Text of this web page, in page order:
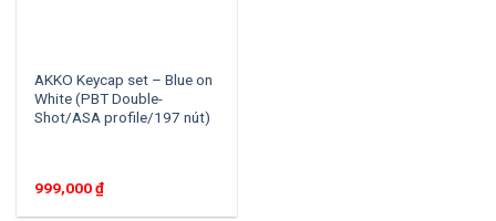
AKKO Keycap set – Blue on
White (PBT Double-
Shot/ASA profile/197 nút)
999,000₫